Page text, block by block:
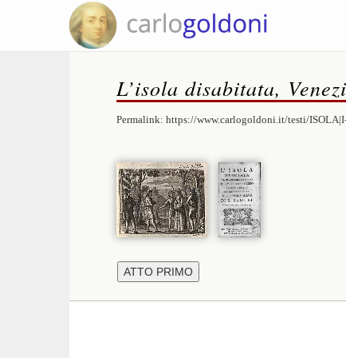
L’isola disabitata,
Permalink: https://www.carlogoldoni.it/testi/